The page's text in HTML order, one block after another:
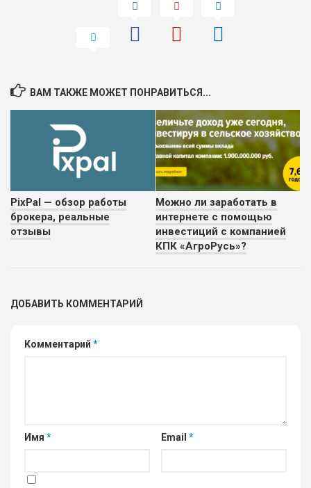
ВАМ ТАКЖЕ МОЖЕТ ПОНРАВИТЬСЯ...
PixPal — обзор работы
брокера, реальные
отзывы
Можно ли заработать в
интернете с помощью
инвестиций с компанией
КПК «АгроРусь»?
ДОБАВИТЬ КОММЕНТАРИЙ
Комментарий *
Имя * Email *